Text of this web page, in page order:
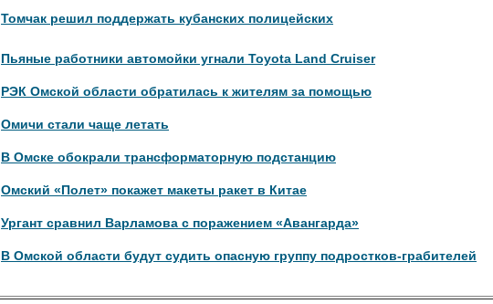
Томчак решил поддержать кубанских полицейских
Пьяные работники автомойки угнали Toyota Land Cruiser
РЭК Омской области обратилась к жителям за помощью
Омичи стали чаще летать
В Омске обокрали трансформаторную подстанцию
Омский «Полет» покажет макеты ракет в Китае
Ургант сравнил Варламова с поражением «Авангарда»
В Омской области будут судить опасную группу подростков-грабителей